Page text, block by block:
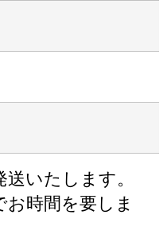
いたします。
時間を要しま